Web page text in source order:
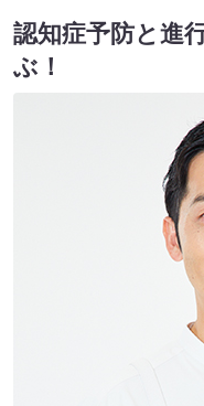
認知症予防と進
ぶ！